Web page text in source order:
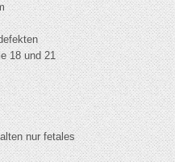
18 und 21
nur fetales